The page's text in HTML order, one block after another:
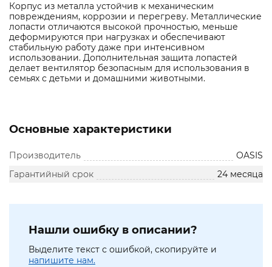
Корпус из металла устойчив к механическим
повреждениям, коррозии и перегреву. Металлические
лопасти отличаются высокой прочностью, меньше
деформируются при нагрузках и обеспечивают
стабильную работу даже при интенсивном
использовании. Дополнительная защита лопастей
делает вентилятор безопасным для использования в
семьях с детьми и домашними животными.
Основные характеристики
Производитель
OASIS
Гарантийный срок
24 месяца
Нашли ошибку в описании?
Выделите текст с ошибкой, скопируйте и
напишите нам.